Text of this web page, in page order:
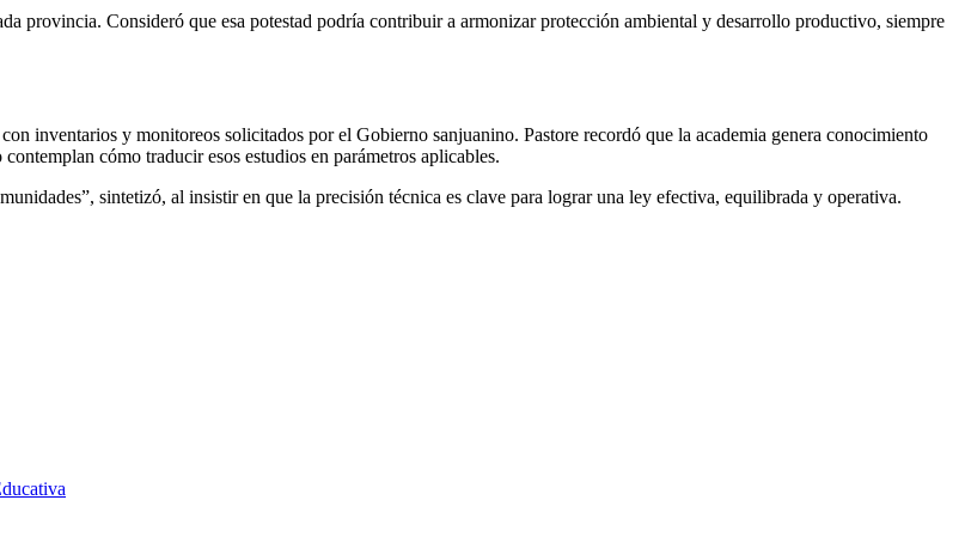
provincia. Consideró que esa potestad podría contribuir a armonizar protección ambiental y desarrollo productivo, siempre
inventarios y monitoreos solicitados por el Gobierno sanjuanino. Pastore recordó que la academia genera conocimiento
cómo traducir esos estudios en parámetros aplicables.
sintetizó, al insistir en que la precisión técnica es clave para lograr una ley efectiva, equilibrada y operativa.